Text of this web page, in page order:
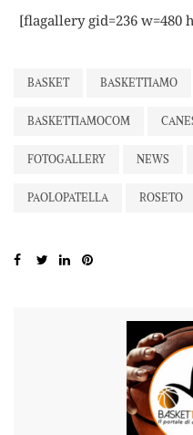
[flagallery gid=236 w=480
BASKET BASKETTIAMO
BASKETTIAMOCOM
FOTOGALLERY NEWS
PAOLOPATELLA ROSETO